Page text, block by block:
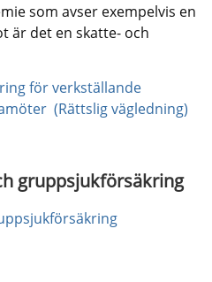
som avser exempelvis en
är det en skatte- och
för verkställande
(Rättslig vägledning)
gruppsjukförsäkring